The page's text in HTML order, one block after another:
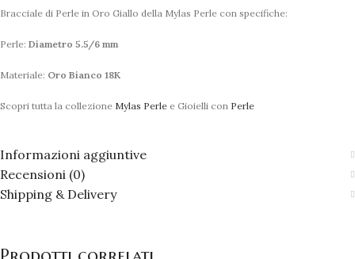
Bracciale di Perle in Oro Giallo della Mylas Perle con specifiche:
Perle: Diametro 5.5/6 mm
Materiale: Oro Bianco 18K
Scopri tutta la collezione Mylas Perle e Gioielli con Perle
Informazioni aggiuntive
Recensioni (0)
Shipping & Delivery